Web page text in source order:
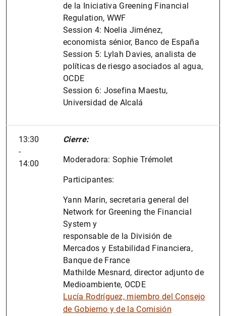
de la Iniciativa Greening Financial
Regulation, WWF
Session 4: Noelia Jiménez,
economista sénior, Banco de España
Session 5: Lylah Davies, analista de
políticas de riesgo asociados al agua,
OCDE
Session 6: Josefina Maestu,
Universidad de Alcalá
13:30
-
14:00
Cierre:
Moderadora: Sophie Trémolet
Participantes:
Yann Marin, secretaria general del
Network for Greening the Financial
System y
responsable de la División de
Mercados y Estabilidad Financiera,
Banque de France
Mathilde Mesnard, director adjunto de
Medioambiente, OCDE
Lucía Rodríguez, miembro del Consejo
de Gobierno y de la Comisión